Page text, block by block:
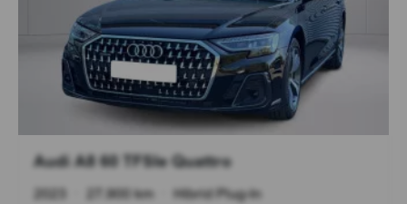
Audi A8 60 TFSIe Quattro
2023 27.900 km Hibrid Plug-In